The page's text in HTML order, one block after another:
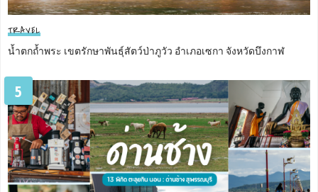
TRAVEL
น้ำตกถ้ำพระ เขตรักษาพันธุ์สัตว์ป่าภูวัว อำเภอเซกา จังหวัดบึงกาฬ
5